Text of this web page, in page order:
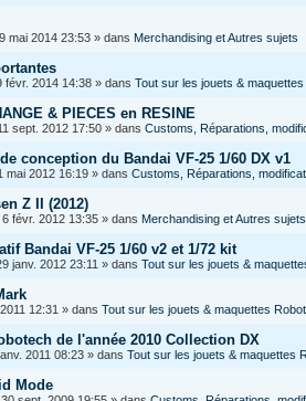
mai 2014 23:53 » dans Merchandising et Autres sujets
févr. 2014 14:38 » dans Tout sur les jouets &
& PIECES en RESINE
sept. 2012 17:50 » dans Customs, Réparations,
conception du Bandai VF-25 1/60 DX v1
mai 2012 16:19 » dans Customs, Réparations,
Z II (2012)
6 févr. 2012 13:35 » dans Merchandising et Autres sujets
Bandai VF-25 1/60 v2 et 1/72 kit
janv. 2012 23:11 » dans Tout sur les jouets &
12:31 » dans Tout sur les jouets & maquettes
de l'année 2010 Collection DX
2011 08:23 » dans Tout sur les jouets & maquettes
Mode